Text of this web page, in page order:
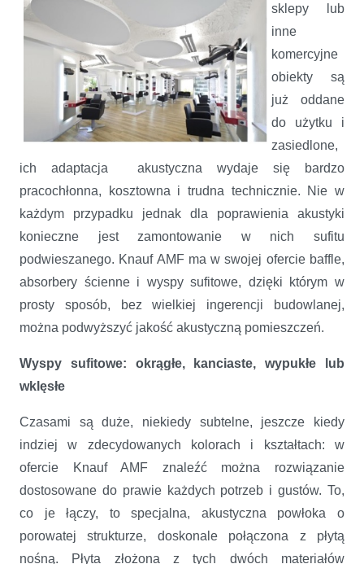
sklepy lub
inne
komercyjne
obiekty są
już oddane
do użytku i
zasiedlone,
ich adaptacja akustyczna wydaje się bardzo
pracochłonna, kosztowna i trudna technicznie. Nie w
każdym przypadku jednak dla poprawienia akustyki
konieczne jest zamontowanie w nich sufitu
podwieszanego. Knauf AMF ma w swojej ofercie baffle,
absorbery ścienne i wyspy sufitowe, dzięki którym w
prosty sposób, bez wielkiej ingerencji budowlanej,
można podwyższyć jakość akustyczną pomieszczeń.
Wyspy sufitowe: okrągłe, kanciaste, wypukłe lub
wklęsłe
Czasami są duże, niekiedy subtelne, jeszcze kiedy
indziej w zdecydowanych kolorach i kształtach: w
ofercie Knauf AMF znaleźć można rozwiązanie
dostosowane do prawie każdych potrzeb i gustów. To,
co je łączy, to specjalna, akustyczna powłoka o
porowatej strukturze, doskonale połączona z płytą
nośną. Płyta złożona z tych dwóch materiałów